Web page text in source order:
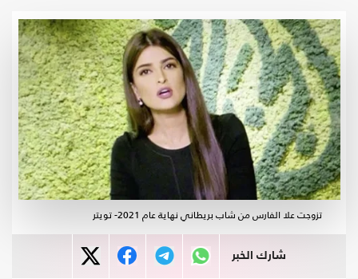
تزوجت علا الفارس من شاب بريطاني نهاية عام 2021- تويتر
شارك الخبر